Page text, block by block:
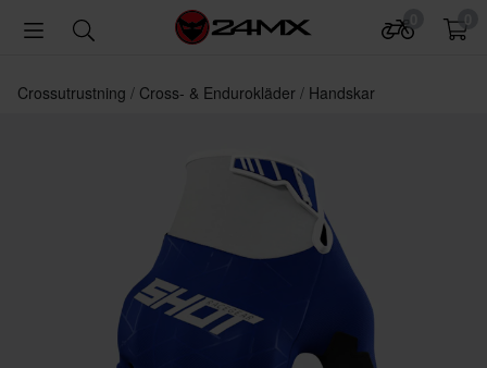
Crossutrustning Cross- & Endurokläder Handskar